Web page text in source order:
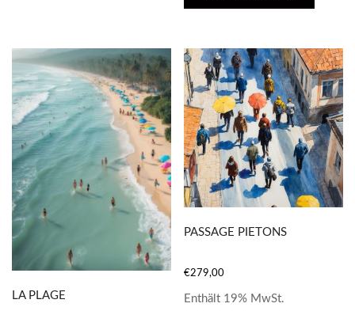
LA PLAGE
PASSAGE PIETONS
€279,00
Enthält 19% MwSt.